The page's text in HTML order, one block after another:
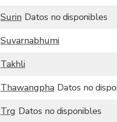
Surin Datos no disponibles
Suvarnabhumi
Takhli
Thawangpha Datos no
Trg Datos no disponibles